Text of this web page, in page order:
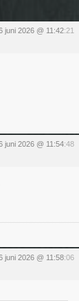
juni 2026 @ 11:42:21
juni 2026 @ 11:54:48
juni 2026 @ 11:58:06